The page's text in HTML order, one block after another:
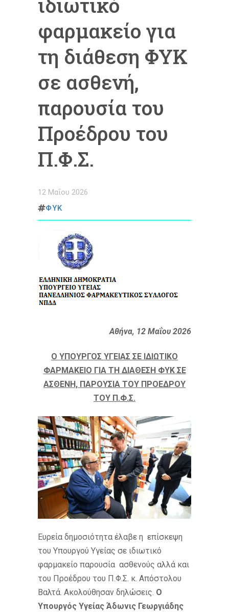
φαρμακείο για
τη διάθεση ΦΥΚ
σε ασθενή,
παρουσία του
Προέδρου του
Π.Φ.Σ.
12 Μαΐου 2026
ΦΥΚ
Αθήνα, 12 Μαΐου 2026
Ο ΥΠΟΥΡΓΟΣ ΥΓΕΙΑΣ ΣΕ ΙΔΙΩΤΙΚΟ
ΦΑΡΜΑΚΕΙΟ ΓΙΑ ΤΗ ΔΙΑΘΕΣΗ ΦΥΚ ΣΕ
ΑΣΘΕΝΗ, ΠΑΡΟΥΣΙΑ ΤΟΥ ΠΡΟΕΔΡΟΥ
ΤΟΥ Π.Φ.Σ.
Ευρεία δημοσιότητα έλαβε η επίσκεψη
του Υπουργού Υγείας σε ιδιωτικό
φαρμακείο παρουσία ασθενούς αλλά και
του Προέδρου του Π.Φ.Σ. κ. Απόστολου
Βαλτά. Ακολούθησαν δηλώσεις. O
Υπουργός Υγείας Άδωνις Γεωργιάδης